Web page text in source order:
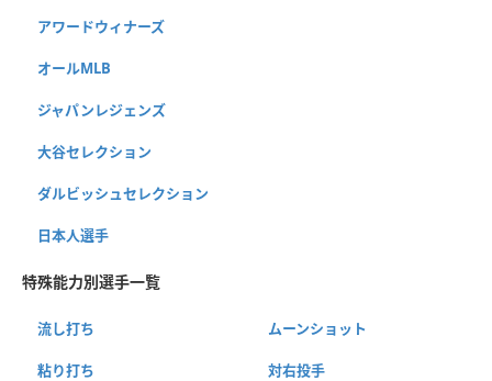
アワードウィナーズ
オールMLB
ジャパンレジェンズ
大谷セレクション
ダルビッシュセレクション
日本人選手
特殊能力別選手一覧
流し打ち ムーンショット
粘り打ち 対右投手